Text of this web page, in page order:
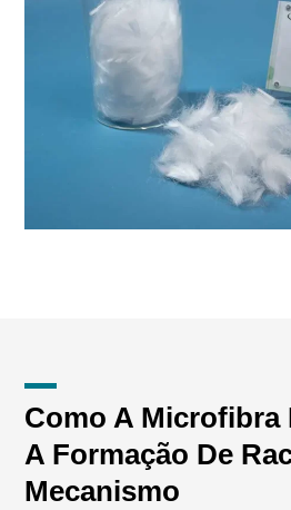
Como A Microfibra
A Formação De
Mecanismo